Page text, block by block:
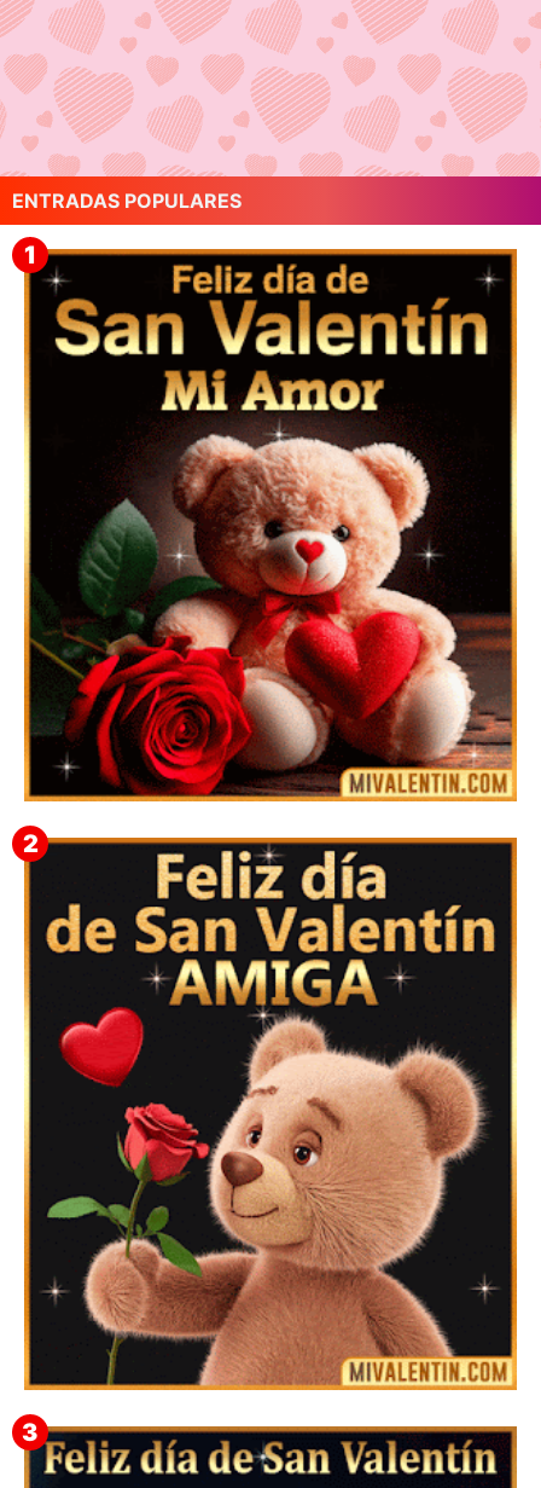
ENTRADAS POPULARES
🎁 Imágenes Gif Personalizadas con Nombres para
San Valentín 2026 💘